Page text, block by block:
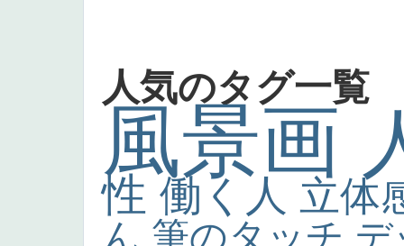
人気のタグ一覧
風景画
性 働く人 立体
ん 筆のタッチ